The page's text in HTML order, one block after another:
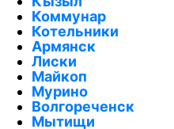
Коммунар
Котельники
Армянск
Лиски
Майкоп
Мурино
Волгореченск
Мытищи